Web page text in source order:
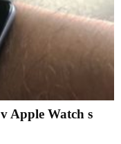
Apple Watch s